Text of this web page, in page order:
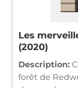
Les
(2020)
Description:
forêt de